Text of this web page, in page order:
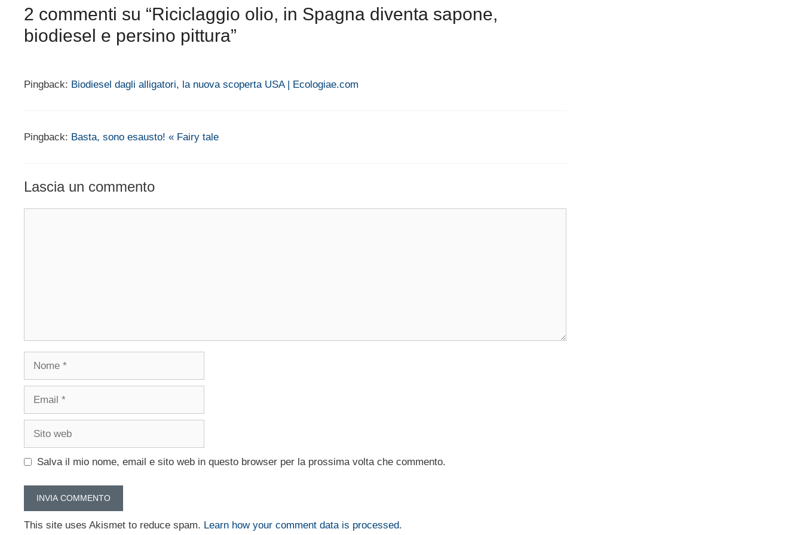
2 commenti su “Riciclaggio olio, in Spagna diventa sapone,
biodiesel e persino pittura”
Pingback: Biodiesel dagli alligatori, la nuova scoperta USA | Ecologiae.com
Pingback: Basta, sono esausto! « Fairy tale
Lascia un commento
Nome
Email
Sito
Salva il mio nome, email e sito web in questo browser per la prossima volta che commento.
This site uses Akismet to reduce spam. Learn how your comment data is processed.